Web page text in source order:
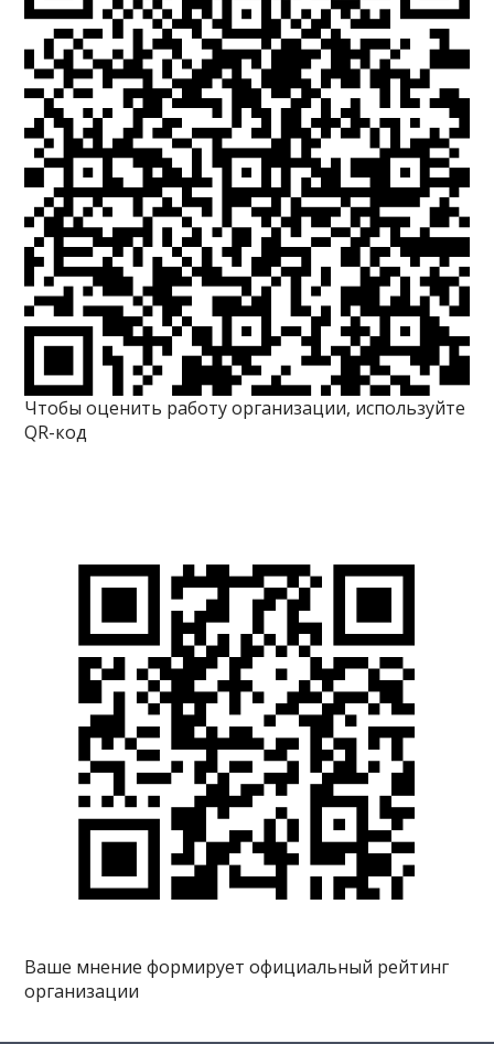
Чтобы оценить работу организации, используйте
QR-код
Ваше мнение формирует официальный рейтинг
организации